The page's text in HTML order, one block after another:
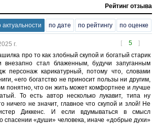
Рейтинг отзыва
актуальности по дате по рейтингу по оценке
[ 5 ]
г.
про то как злобный скупой и богатый старик
стал блаженным, будучи запуганным
персонаж карикатурный, потому что, словами
«его богатство не приносит пользы ни другим,
понятно, что он жить может комфортнее и лучше
То есть автор несколько лукавит, типа ну
ничего не значит, главное что скупой и злой! Не
Диккенс. И если вдумываться в смысл
спасении «души» человека, иначе «добрые духи»